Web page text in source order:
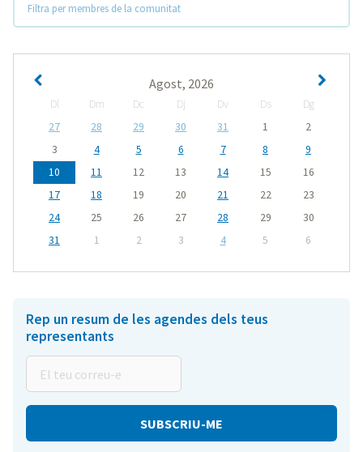
Filtra per membres de la comunitat
Agost, 2026
Dl Dm Dc Dj Dv Ds
Dg
27
28 29 30 31 1
2
3
4 5 6 7 8
9
10
11 12 13 14 15
16
17
18 19 20 21 22
23
24
25 26 27 28 29
30
31
1 2 3 4 5 6
Rep un resum de les agendes dels teus
representants
teu
correu-